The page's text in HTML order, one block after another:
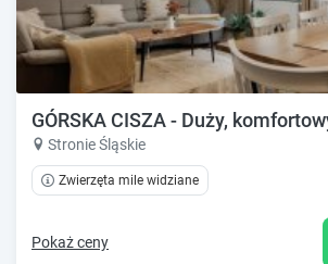
GÓRSKA CISZA - Duży,
Stronie Śląskie
Zwierzęta mile widziane
Pokaż ceny